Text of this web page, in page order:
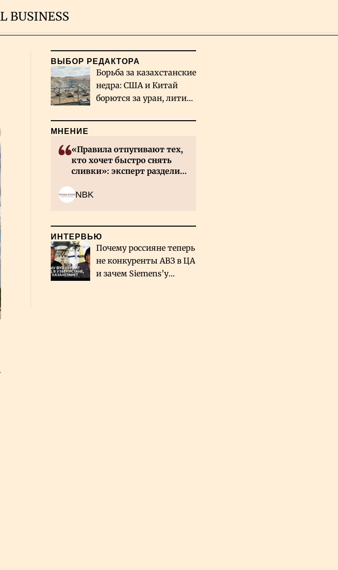
ВЫБОР РЕДАКТОРА
Борьба за казахстанские
недра: США и Китай
борются за уран, литий
МНЕНИЕ
«Правила отпугивают тех,
кто хочет быстро снять
сливки»: эксперт разделил
NBK
ИНТЕРВЬЮ
Почему россияне теперь
не конкуренты АВЗ в ЦА
и зачем Siemens’у